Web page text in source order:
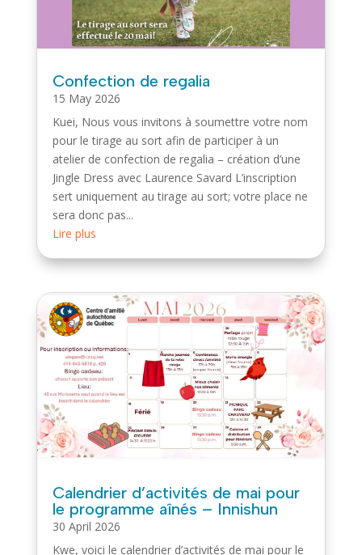
Confection de regalia
15 May 2026
Kuei, Nous vous invitons à soumettre votre nom
pour le tirage au sort afin de participer à un
atelier de confection de regalia – création d’une
Jingle Dress avec Laurence Savard L’inscription
sert uniquement au tirage au sort; votre place ne
sera donc pas...
Lire plus
Calendrier d’activités de mai pour
le programme aînés – Innishun
30 April 2026
Kwe, voici le calendrier d’activités de mai pour le